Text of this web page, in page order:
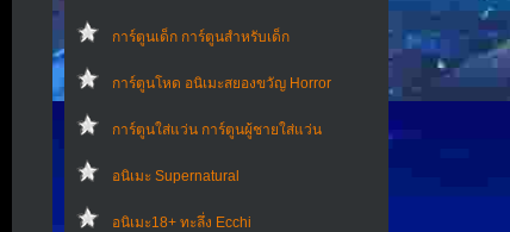
การ์ตูนเด็ก การ์ตูนสำหรับเด็ก
การ์ตูนโหด อนิเมะสยองขวัญ Horror
การ์ตูนใส่แว่น การ์ตูนผู้ชายใส่แว่น
อนิเมะ Supernatural
อนิเมะ18+ ทะลึ่ง Ecchi